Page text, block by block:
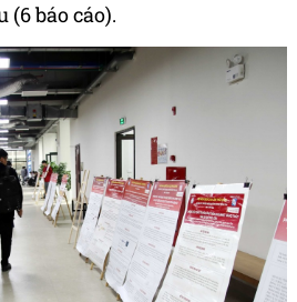
báo cáo).